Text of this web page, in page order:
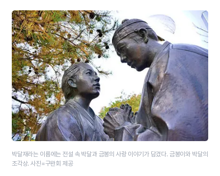
박달재라는 이름에는 전설 속 박달과 금봉의 사랑 이야기가 담겼다. 금봉이와 박달의
조각상. 사진=구완회 제공